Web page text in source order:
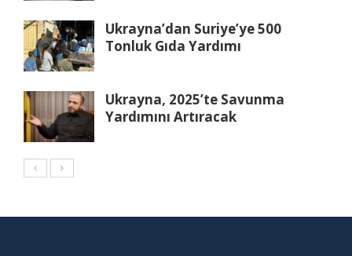
Ukrayna’dan Suriye’ye 500
Tonluk Gıda Yardımı
Ukrayna, 2025’te Savunma
Yardımını Artıracak